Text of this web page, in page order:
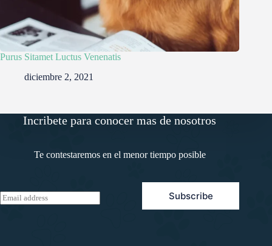
Purus Sitamet Luctus Venenatis
diciembre 2, 2021
Incribete para conocer mas de nosotros
Te contestaremos en el menor tiempo posible
E
m
Subscribe